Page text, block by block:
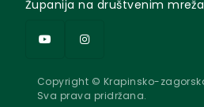
Županija na društvenim
Copyright © Krapinsko-
Sva prava pridržana.